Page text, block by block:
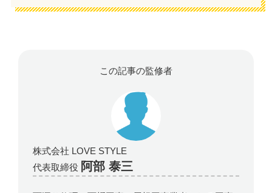
この記事の監修者
株式会社 LOVE STYLE
代表取締役 阿部 泰三